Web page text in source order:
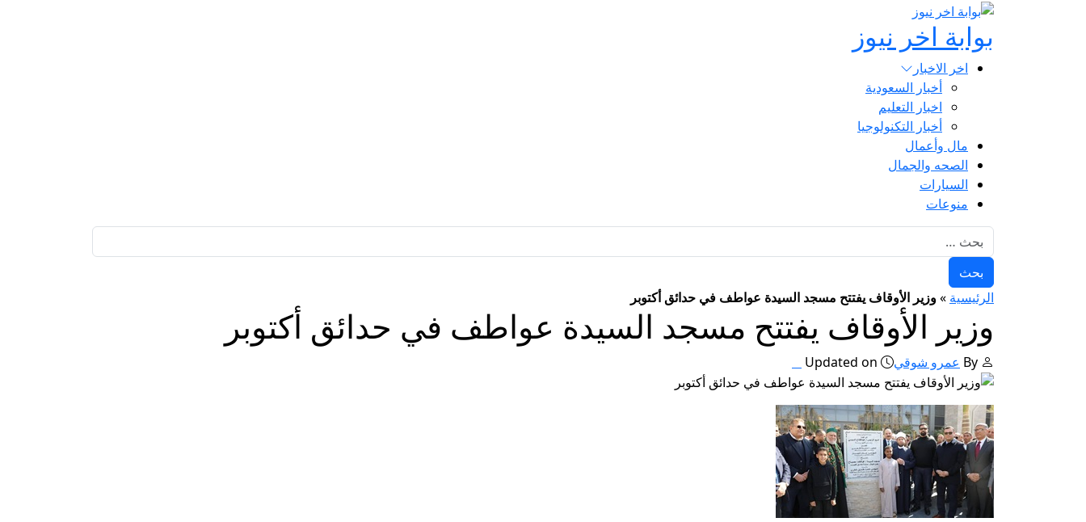
بوابة اخر نيوز
اخر الاخبار
أخبار السعودية
اخبار التعليم
أخبار التكنولوجيا
مال وأعمال
الصحه والجمال
السيارات
منوعات
الرئيسية »وزير الأوقاف يفتتح مسجد السيدة عواطف في حدائق أكتوبر
وزير الأوقاف يفتتح مسجد السيدة عواطف في حدائق أكتوبر
By عمرو شوقي Updated on